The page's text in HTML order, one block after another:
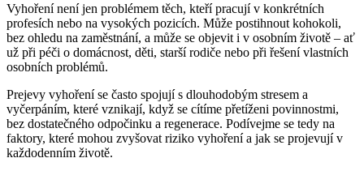
Vyhoření není jen problémem těch, kteří pracují v konkrétních
profesích nebo na vysokých pozicích. Může postihnout kohokoli,
bez ohledu na zaměstnání, a může se objevit i v osobním životě – ať
už při péči o domácnost, děti, starší rodiče nebo při řešení vlastních
osobních problémů.
Prejevy vyhoření se často spojují s dlouhodobým stresem a
vyčerpáním, které vznikají, když se cítíme přetíženi povinnostmi,
bez dostatečného odpočinku a regenerace. Podívejme se tedy na
faktory, které mohou zvyšovat riziko vyhoření a jak se projevují v
každodenním životě.